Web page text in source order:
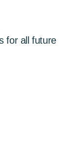
for all future